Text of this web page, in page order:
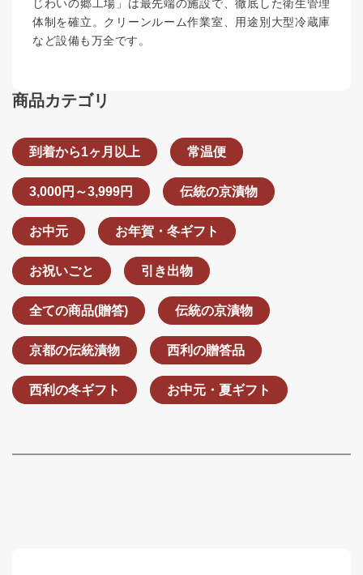
じわいの郷工場」は最先端の施設で、徹底した衛生管理
体制を確立。クリーンルーム作業室、用途別大型冷蔵庫
など設備も万全です。
商品カテゴリ
到着から1ヶ月以上 常温便
3,000円～3,999円 伝統の京漬物
お中元 お年賀・冬ギフト
お祝いごと 引き出物
全ての商品(贈答) 伝統の京漬物
京都の伝統漬物 西利の贈答品
西利の冬ギフト お中元・夏ギフト